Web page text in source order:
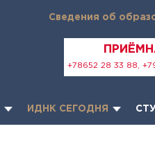
Сведения об
+78652 28 33 88,
ИДНК СЕГОДНЯ